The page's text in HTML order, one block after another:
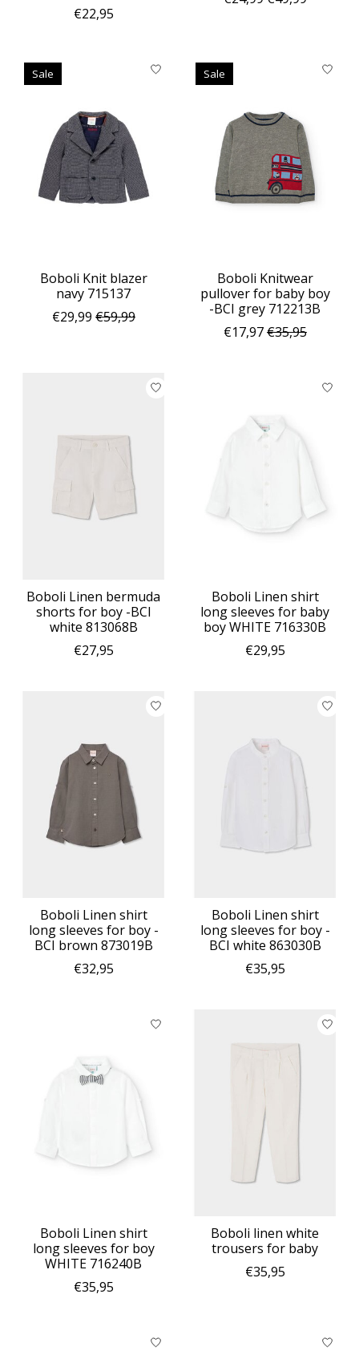
€22,95
Sale
Boboli Knit blazer
navy 715137
€29,99 €59,99
Sale
Boboli Knitwear
pullover for baby boy
-BCI grey 712213B
€17,97€35,95
Boboli Linen bermuda
shorts for boy -BCI
white 813068B
€27,95
Boboli Linen shirt
long sleeves for baby
boy WHITE 716330B
€29,95
Boboli Linen shirt
long sleeves for boy -
BCI brown 873019B
€32,95
Boboli Linen shirt
long sleeves for boy -
BCI white 863030B
€35,95
Boboli Linen shirt
long sleeves for boy
WHITE 716240B
€35,95
Boboli linen white
trousers for baby
€35,95